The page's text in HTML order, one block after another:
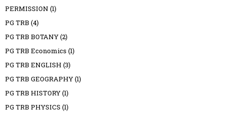
PERMISSION (1)
PG TRB (4)
PG TRB BOTANY(2)
PG TRB Economics (1)
PG TRB ENGLISH (3)
PG TRB GEOGRAPHY(1)
PG TRB HISTORY(1)
PG TRB PHYSICS (1)